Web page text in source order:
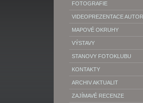
FOTOGRAFIE
VIDEOPREZENTACE
MAPOVÉ OKRUHY
VÝSTAVY
STANOVY FOTOKLUBU
KONTAKTY
ARCHIV AKTUALIT
ZAJÍMAVÉ RECENZE